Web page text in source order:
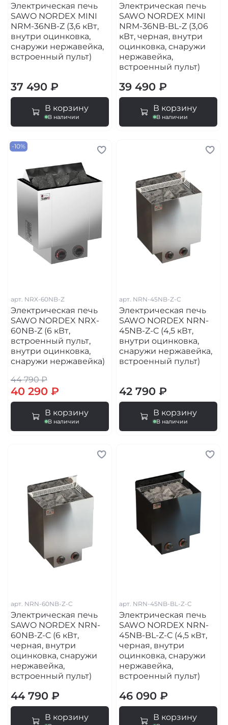
Электрическая печь
SAWO NORDEX MINI
NRM-36NB-Z (3,6 кВт,
внутри оцинковка,
снаружи нержавейка,
встроенный пульт)
37 490 ₽
В корзину
В наличии
Электрическая печь
SAWO NORDEX MINI
NRM-36NB-BL-Z (3,06
кВт, черная, внутри
оцинковка, снаружи
нержавейка,
встроенный пульт)
39 490 ₽
В корзину
В наличии
-10%
арт. NRX-60NB-Z
Электрическая печь
SAWO NORDEX NRX-
60NB-Z (6 кВт,
встроенный пульт,
внутри оцинковка,
снаружи нержавейка)
44 790 ₽
40 290 ₽
В корзину
В наличии
арт. NRN-45NB-Z-C
Электрическая печь
SAWO NORDEX NRN-
45NB-Z-C (4,5 кВт,
внутри оцинковка,
снаружи нержавейка,
встроенный пульт)
42 790 ₽
В корзину
В наличии
арт. NRN-60NB-Z-C
Электрическая печь
SAWO NORDEX NRN-
60NB-Z-C (6 кВт,
черная, внутри
оцинковка, снаружи
нержавейка,
встроенный пульт)
44 790 ₽
В корзину
арт. NRN-45NB-BL-Z-C
Электрическая печь
SAWO NORDEX NRN-
45NB-BL-Z-C (4,5 кВт,
черная, внутри
оцинковка, снаружи
нержавейка,
встроенный пульт)
46 090 ₽
В корзину